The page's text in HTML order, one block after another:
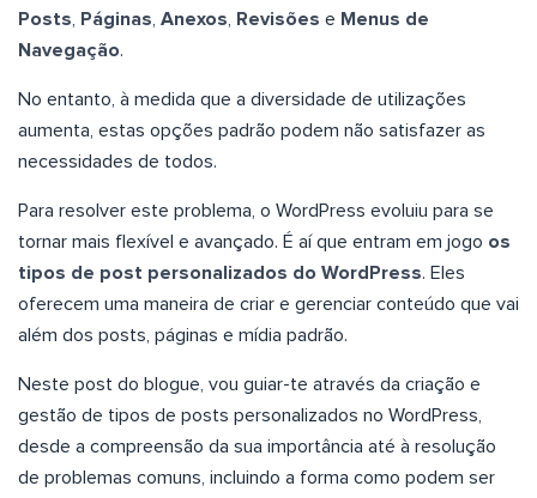
Posts, Páginas, Anexos, Revisões e Menus de
Navegação.
No entanto, à medida que a diversidade de utilizações
aumenta, estas opções padrão podem não satisfazer as
necessidades de todos.
Para resolver este problema, o WordPress evoluiu para se
tornar mais flexível e avançado. É aí que entram em jogo os
tipos de post personalizados do WordPress. Eles
oferecem uma maneira de criar e gerenciar conteúdo que vai
além dos posts, páginas e mídia padrão.
Neste post do blogue, vou guiar-te através da criação e
gestão de tipos de posts personalizados no WordPress,
desde a compreensão da sua importância até à resolução
de problemas comuns, incluindo a forma como podem ser